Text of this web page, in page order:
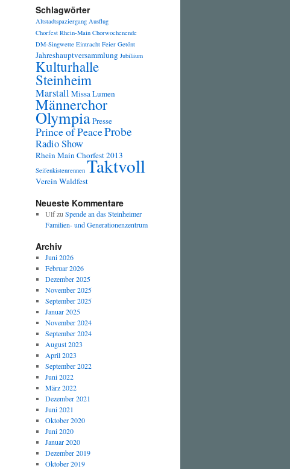
Schlagwörter
Altstadtspaziergang Ausflug
Chorfest Rhein-Main Chorwochenende
DM-Singwette Eintracht Feier Getönt
Jahreshauptversammlung Jubiläum
Kulturhalle
Steinheim
Marstall Missa Lumen
Männerchor
OlympiaPresse
Prince of PeaceProbe
Radio Show
Rhein Main Chorfest 2013
Seifenkistenrennen Taktvoll
VereinWaldfest
Neueste Kommentare
Ulfzu Spende an das Steinheimer
Familien- und Generationenzentrum
Archiv
Juni 2026
Februar 2026
Dezember 2025
November 2025
September 2025
Januar 2025
November 2024
September 2024
August 2023
April 2023
September 2022
Juni 2022
März 2022
Dezember 2021
Juni 2021
Oktober 2020
Juni 2020
Januar 2020
Dezember 2019
Oktober 2019